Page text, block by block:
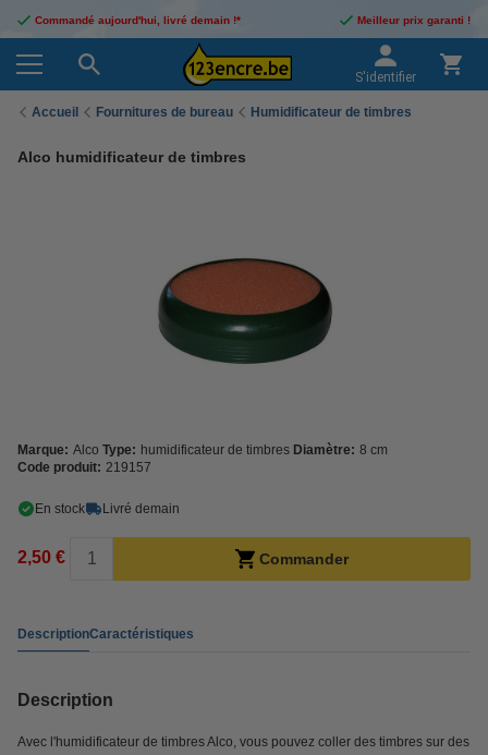
Commandé aujourd'hui, livré demain !* Meilleur prix garanti !
S'identifier
Accueil Fournitures de bureau Humidificateur de timbres
Alco humidificateur de timbres
Marque: Alco Type: humidificateur de timbres Diamètre: 8 cm
Code produit: 219157
En stock Livré demain
2,50 € Commander
DescriptionCaractéristiques
Description
Avec l'humidificateur de timbres Alco, vous pouvez coller des timbres sur des